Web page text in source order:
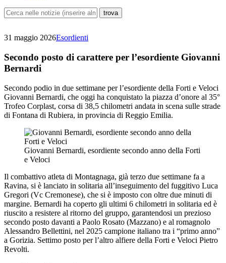
31 maggio 2026Esordienti
Secondo posto di carattere per l’esordiente Giovanni
Bernardi
Secondo podio in due settimane per l’esordiente della Forti e Veloci
Giovanni Bernardi, che oggi ha conquistato la piazza d’onore al 35°
Trofeo Corplast, corsa di 38,5 chilometri andata in scena sulle strade
di Fontana di Rubiera, in provincia di Reggio Emilia.
Giovanni Bernardi, esordiente secondo anno della Forti
e Veloci
Il combattivo atleta di Montagnaga, già terzo due settimane fa a
Ravina, si è lanciato in solitaria all’inseguimento del fuggitivo Luca
Gregori (Vc Cremonese), che si è imposto con oltre due minuti di
margine. Bernardi ha coperto gli ultimi 6 chilometri in solitaria ed è
riuscito a resistere al ritorno del gruppo, garantendosi un prezioso
secondo posto davanti a Paolo Rosato (Mazzano) e al romagnolo
Alessandro Bellettini, nel 2025 campione italiano tra i “primo anno”
a Gorizia. Settimo posto per l’altro alfiere della Forti e Veloci Pietro
Revolti.